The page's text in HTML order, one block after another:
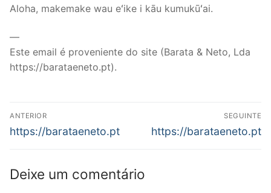
Aloha, makemake wau eʻike i kāu kumukūʻai.
—
Este email é proveniente do site (Barata & Neto, Lda
https://barataeneto.pt).
Navegação
de
ANTERIOR
Previous
https://barataeneto.pt
SEGUINTE
Next
https://barataeneto.pt
Deixe um comentário